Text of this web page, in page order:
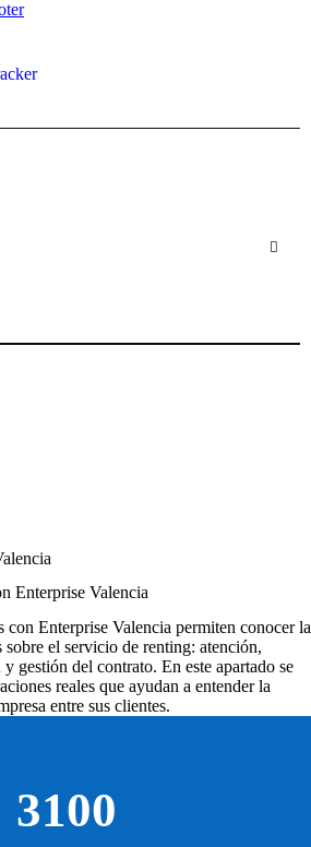
Enterprise Valencia
con Enterprise Valencia permiten conocer la
sobre el servicio de renting: atención,
gestión del contrato. En este apartado se
reales que ayudan a entender la
entre sus clientes.
3100